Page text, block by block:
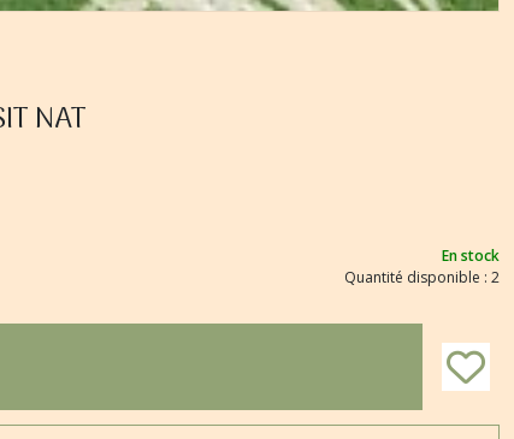
NAT
En stock
Quantité disponible : 2